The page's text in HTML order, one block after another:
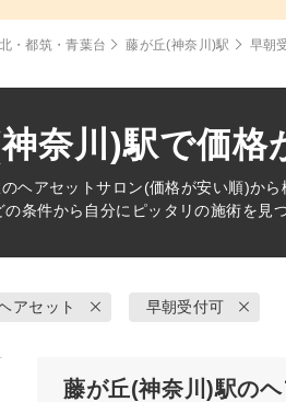
・都筑・青葉台 藤が丘(神奈川)駅 早朝
奈川)駅で価
ヘアセットサロン(価格が安い順)か
条件から自分にピッタリの施術を見
アセット 早朝受付可
藤が丘(神奈川)駅の